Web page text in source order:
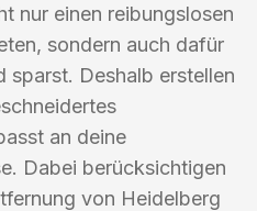
nur einen reibungslosen
sondern auch dafür
sparst. Deshalb erstellen
an deine
Dabei berücksichtigen
von Heidelberg